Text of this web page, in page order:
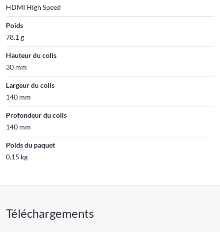
HDMI High Speed
Poids
78.1 g
Hauteur du colis
30 mm
Largeur du colis
140 mm
Profondeur du colis
140 mm
Poids du paquet
0.15 kg
Téléchargements